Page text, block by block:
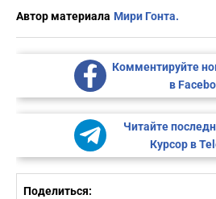
Автор материала Мири Гонта.
Комментируйте
в
Читайте
Курсор в
Поделиться: